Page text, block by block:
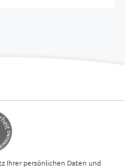
Ihrer persönlichen Daten und